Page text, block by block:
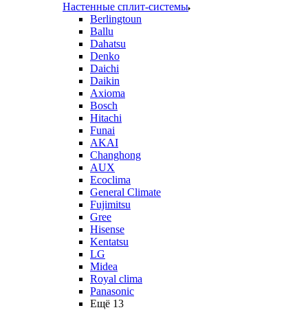
Настенные сплит-системы
Berlingtoun
Ballu
Dahatsu
Denko
Daichi
Daikin
Axioma
Bosch
Hitachi
Funai
AKAI
Changhong
AUX
Ecoclima
General Climate
Fujimitsu
Gree
Hisense
Kentatsu
LG
Midea
Royal clima
Panasonic
Ещё 13